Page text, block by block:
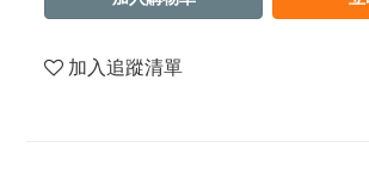
加入追蹤清單